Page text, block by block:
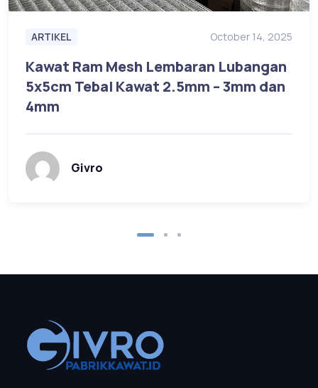
ARTIKEL October 14, 2025
Kawat Ram Mesh Lembaran Lubangan
5x5cm Tebal Kawat 2.5mm – 3mm dan
4mm
Givro